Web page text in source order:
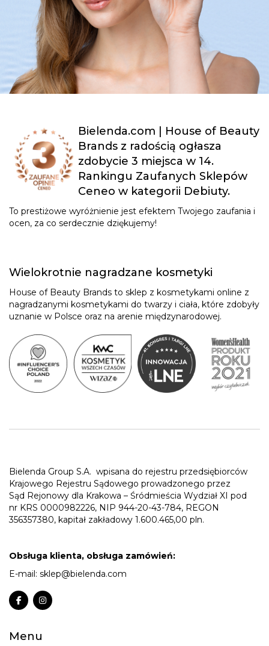
Bielenda.com | House of Beauty
Brands z radością ogłasza
zdobycie 3 miejsca w 14.
Rankingu Zaufanych Sklepów
Ceneo w kategorii Debiuty.
To prestiżowe wyróżnienie jest efektem Twojego zaufania i
ocen, za co serdecznie dziękujemy!
Wielokrotnie nagradzane kosmetyki
House of Beauty Brands to sklep z kosmetykami online z
nagradzanymi kosmetykami do twarzy i ciała, które zdobyły
uznanie w Polsce oraz na arenie międzynarodowej.
Bielenda Group S.A. wpisana do rejestru przedsiębiorców
Krajowego Rejestru Sądowego prowadzonego przez
Sąd Rejonowy dla Krakowa – Śródmieścia Wydział XI pod
nr KRS 0000982226, NIP 944-20-43-784, REGON
356357380, kapitał zakładowy 1.600.465,00 pln.
Obsługa klienta, obsługa zamówień:
E-mail: sklep@bielenda.com
Menu